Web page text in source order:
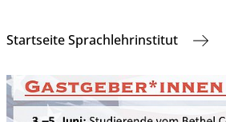
Startseite Sprachlehrinstitut